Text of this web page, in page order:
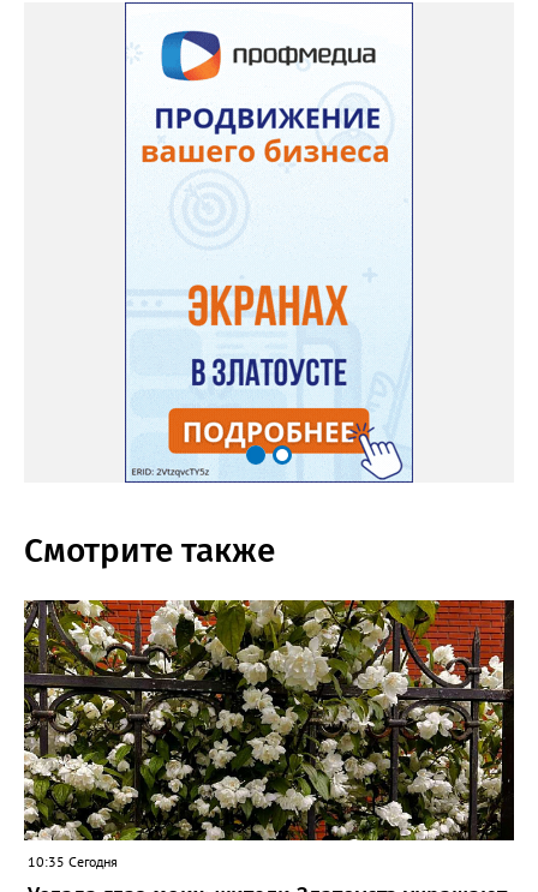
Смотрите также
10:35 Сегодня